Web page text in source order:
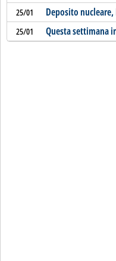
25/01 Deposito nucleare,
25/01 Questa settimana